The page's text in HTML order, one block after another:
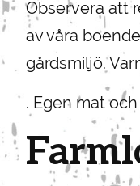
Observera att
av våra
gårdsmiljö.
. Egen mat